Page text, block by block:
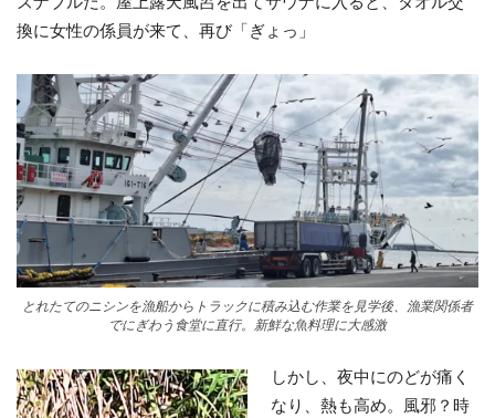
換に女性の係員が来て、再び「ぎょっ」
とれたてのニシンを漁船からトラックに積み込む作業を見学後、漁業関係者
でにぎわう食堂に直行。新鮮な魚料理に大感激
しかし、夜中にのどが痛く
なり、熱も高め。風邪？時